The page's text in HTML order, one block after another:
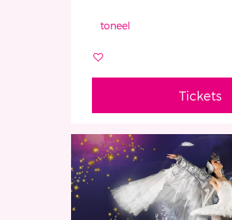
toneel
Tickets